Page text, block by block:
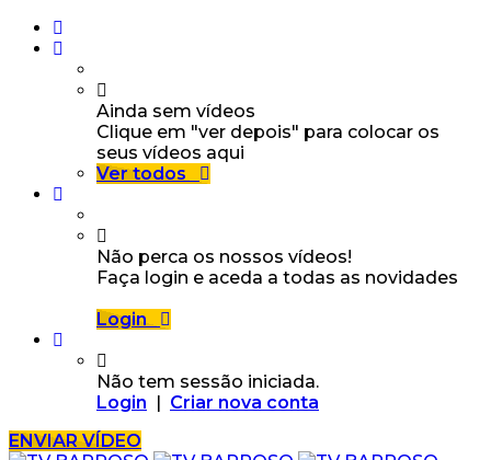
Ainda sem vídeos
Clique em "ver depois" para colocar os
seus vídeos aqui
Ver todos
Não perca os nossos vídeos!
Faça login e aceda a todas as novidades
Login
Não tem sessão iniciada.
Login | Criar nova conta
ENVIAR VÍDEO